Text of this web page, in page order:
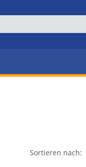
Sortieren nach: